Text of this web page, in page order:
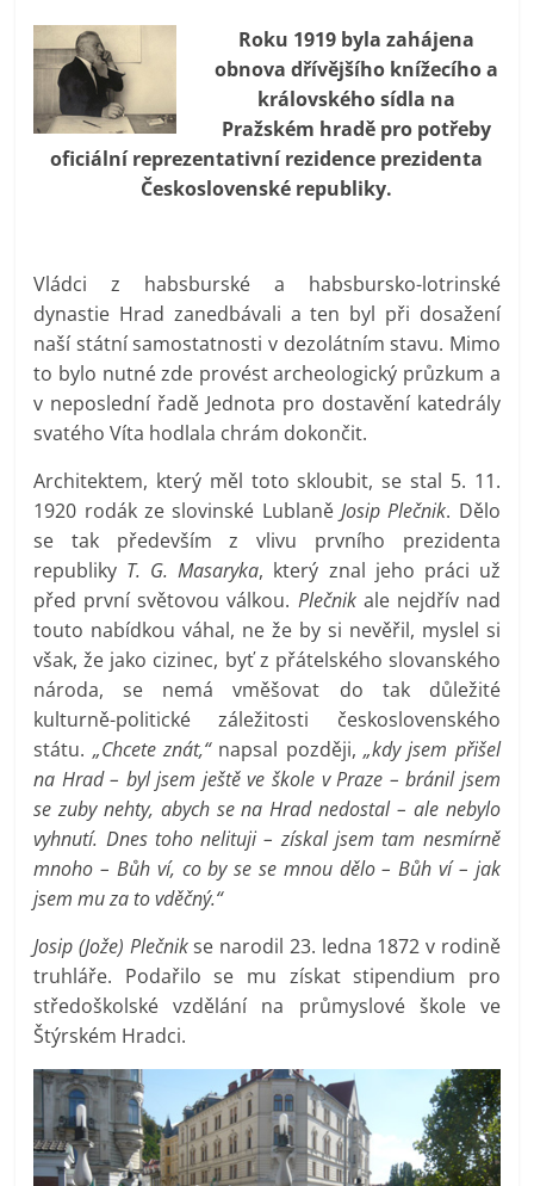
Roku 1919 byla zahájena
obnova dřívějšího knížecího a
královského sídla na
Pražském hradě pro potřeby
oficiální reprezentativní rezidence prezidenta
Československé republiky.
Vládci z habsburské a habsbursko-lotrinské
dynastie Hrad zanedbávali a ten byl při dosažení
naší státní samostatnosti v dezolátním stavu. Mimo
to bylo nutné zde provést archeologický průzkum a
v neposlední řadě Jednota pro dostavění katedrály
svatého Víta hodlala chrám dokončit.
Architektem, který měl toto skloubit, se stal 5. 11.
1920 rodák ze slovinské Lublaně Josip Plečnik. Dělo
se tak především z vlivu prvního prezidenta
republiky T. G. Masaryka, který znal jeho práci už
před první světovou válkou. Plečnikale nejdřív nad
touto nabídkou váhal, ne že by si nevěřil, myslel si
však, že jako cizinec, byť z přátelského slovanského
národa, se nemá vměšovat do tak důležité
kulturně-politické záležitosti československého
státu. „Chcete znát,“ napsal později, „kdy jsem přišel
na Hrad – byl jsem ještě ve škole v Praze – bránil jsem
se zuby nehty, abych se na Hrad nedostal – ale nebylo
vyhnutí. Dnes toho nelituji – získal jsem tam nesmírně
mnoho – Bůh ví, co by se se mnou dělo – Bůh ví – jak
jsem mu za to vděčný.“
Josip (Jože) Plečnikse narodil 23. ledna 1872 v rodině
truhláře. Podařilo se mu získat stipendium pro
středoškolské vzdělání na průmyslové škole ve
Štýrském Hradci.